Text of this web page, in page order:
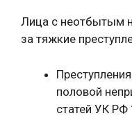
Лица с неотбытым
за тяжкие
половой
статей УК